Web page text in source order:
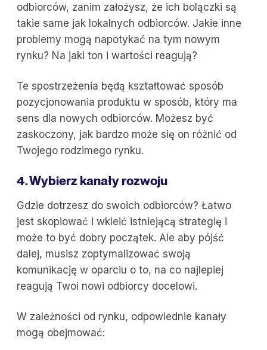
odbiorców, zanim założysz, że ich bolączki są
takie same jak lokalnych odbiorców. Jakie inne
problemy mogą napotykać na tym nowym
rynku? Na jaki ton i wartości reagują?
Te spostrzeżenia będą kształtować sposób
pozycjonowania produktu w sposób, który ma
sens dla nowych odbiorców. Możesz być
zaskoczony, jak bardzo może się on różnić od
Twojego rodzimego rynku.
4. Wybierz kanały rozwoju
Gdzie dotrzesz do swoich odbiorców? Łatwo
jest skopiować i wkleić istniejącą strategię i
może to być dobry początek. Ale aby pójść
dalej, musisz zoptymalizować swoją
komunikację w oparciu o to, na co najlepiej
reagują Twoi nowi odbiorcy docelowi.
W zależności od rynku, odpowiednie kanały
mogą obejmować: